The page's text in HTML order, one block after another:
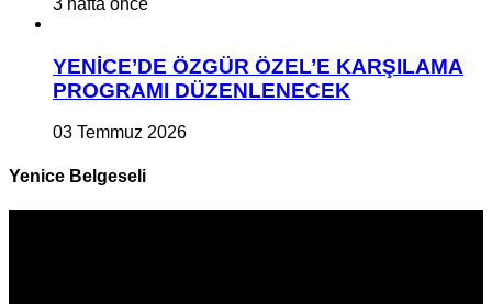
3 hafta önce
YENİCE’DE ÖZGÜR ÖZEL’E KARŞILAMA
PROGRAMI DÜZENLENECEK
03 Temmuz 2026
Yenice Belgeseli